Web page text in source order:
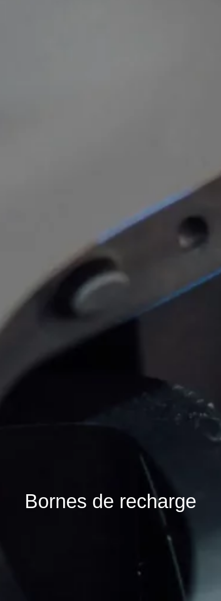
Bornes de recharge